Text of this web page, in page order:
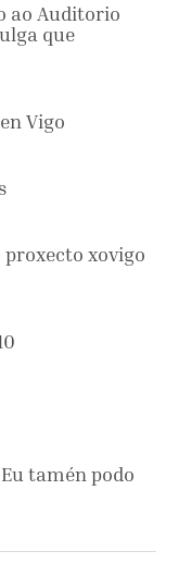
ao Auditorio
que
Vigo
xovigo
tamén podo